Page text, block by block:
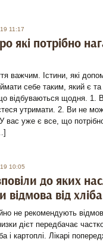
11:17
які потрібно
важчим. Істини, які
себе таким, який є
відбуваються щодня. 1.
утримати. 2. Ви не
вас уже є все, що
10:05
до яких
відмова від
не рекомендують
дієт передбачає
і картоплі. Лікарі